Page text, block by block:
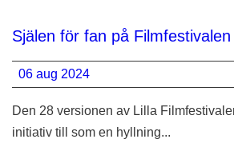
Själen för fan på Filmfestivalen
06 aug 2024
Den 28 versionen av Lilla
initiativ till som en hyllning...